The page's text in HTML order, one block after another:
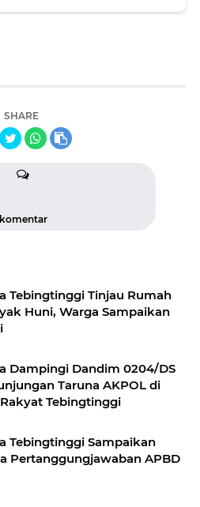
SHARE
komentar
Tebingtinggi Tinjau Rumah
Huni, Warga Sampaikan
Dampingi Dandim 0204/DS
Taruna AKPOL di
Tebingtinggi
Tebingtinggi Sampaikan
Pertanggungjawaban APBD